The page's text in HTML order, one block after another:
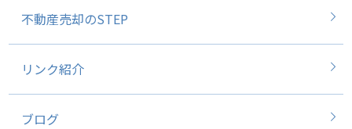
不動産売却のSTEP
リンク紹介
ブログ